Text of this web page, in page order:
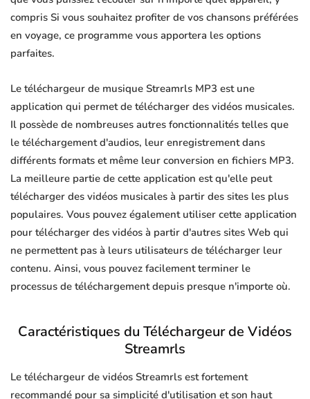
compris Si vous souhaitez profiter de vos chansons préférées
en voyage, ce programme vous apportera les options
parfaites.
Le téléchargeur de musique Streamrls MP3 est une
application qui permet de télécharger des vidéos musicales.
Il possède de nombreuses autres fonctionnalités telles que
le téléchargement d'audios, leur enregistrement dans
différents formats et même leur conversion en fichiers MP3.
La meilleure partie de cette application est qu'elle peut
télécharger des vidéos musicales à partir des sites les plus
populaires. Vous pouvez également utiliser cette application
pour télécharger des vidéos à partir d'autres sites Web qui
ne permettent pas à leurs utilisateurs de télécharger leur
contenu. Ainsi, vous pouvez facilement terminer le
processus de téléchargement depuis presque n'importe où.
Caractéristiques du Téléchargeur de Vidéos
Streamrls
Le téléchargeur de vidéos Streamrls est fortement
recommandé pour sa simplicité d'utilisation et son haut